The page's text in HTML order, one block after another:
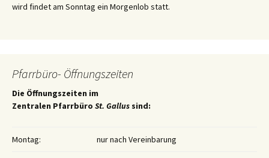
wird findet am Sonntag ein Morgenlob statt.
Pfarrbüro- Öffnungszeiten
Die Öffnungszeiten im
Zentralen Pfarrbüro St. Gallus sind:
Montag: nur nach Vereinbarung